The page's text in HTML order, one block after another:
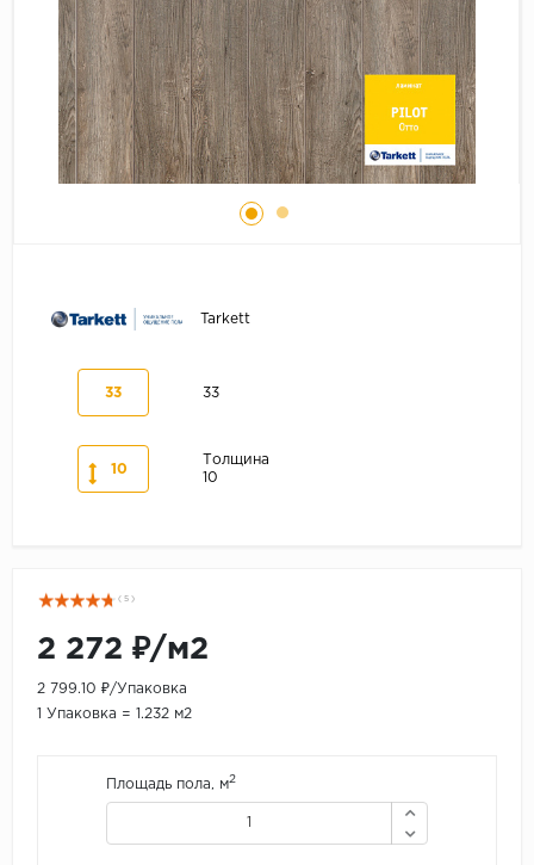
Серый
Бежевый
Дуб светлый
Коричневый
Страна
Tarkett
33 33
10
Толщина
10
( 5 )
2 272 ₽/м2
2 799.10 ₽/Упаковка
1 Упаковка = 1.232 м2
Площадь пола, м2